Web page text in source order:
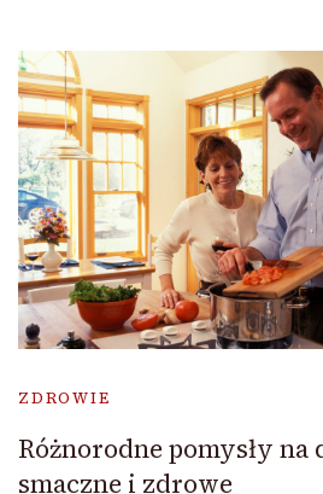
ZDROWIE
Różnorodne pomysły na
smaczne i zdrowe